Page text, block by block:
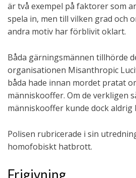
är två exempel på faktorer som
spela in, men till vilken grad och
andra motiv har förblivit oklart.
Båda gärningsmännen tillhörde
organisationen Misanthropic
båda hade innan mordet pratat
människooffer. Om de verkligen
människooffer kunde dock aldrig
Polisen rubricerade i sin
homofobiskt hatbrott.
Frigivning